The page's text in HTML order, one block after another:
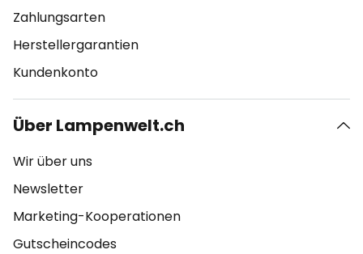
Zahlungsarten
Herstellergarantien
Kundenkonto
Über Lampenwelt.ch
Wir über uns
Newsletter
Marketing-Kooperationen
Gutscheincodes